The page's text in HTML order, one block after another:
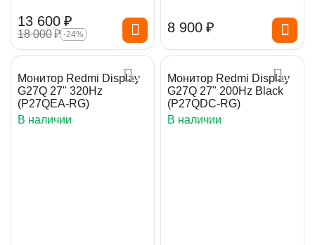
13 600 ₽
18 000₽ -24% 8 900 ₽
Монитор Redmi Display
G27Q 27" 320Hz
(P27QEA-RG)
В наличии
Монитор Redmi Display
G27Q 27" 200Hz Black
(P27QDC-RG)
В наличии